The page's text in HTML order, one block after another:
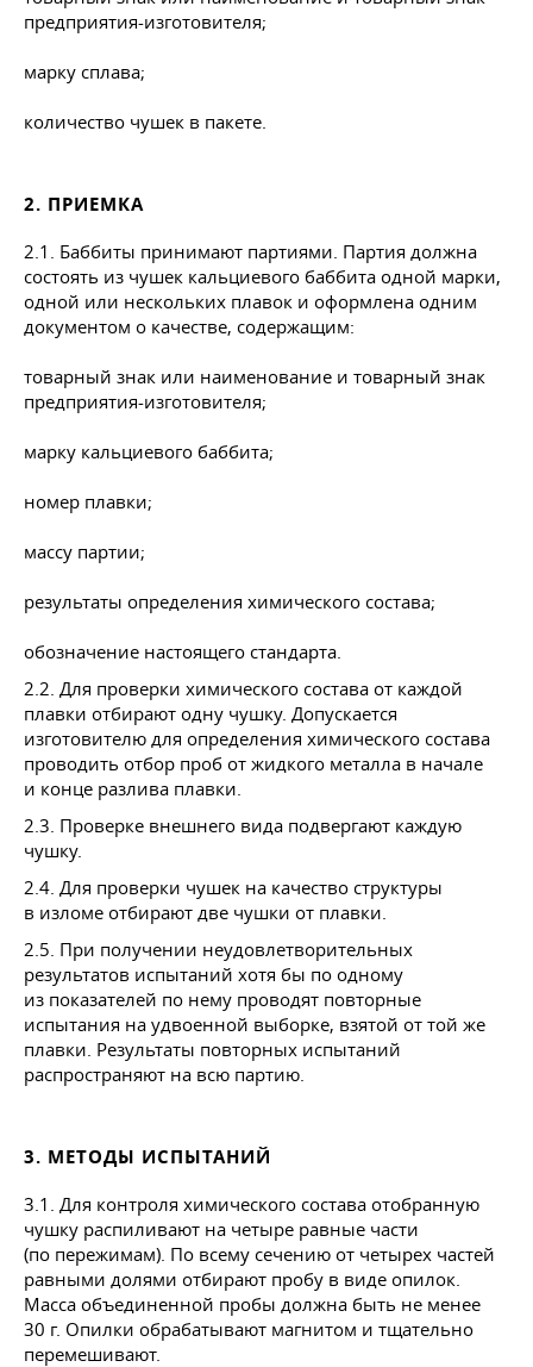
предприятия-изготовителя;
марку сплава;
количество чушек в пакете.
2. ПРИЕМКА
2.1. Баббиты принимают партиями. Партия должна
состоять из чушек кальциевого баббита одной марки,
одной или нескольких плавок и оформлена одним
документом о качестве, содержащим:
товарный знак или наименование и товарный знак
предприятия-изготовителя;
марку кальциевого баббита;
номер плавки;
массу партии;
результаты определения химического состава;
обозначение настоящего стандарта.
2.2. Для проверки химического состава от каждой
плавки отбирают одну чушку. Допускается
изготовителю для определения химического состава
проводить отбор проб от жидкого металла в начале
и конце разлива плавки.
2.3. Проверке внешнего вида подвергают каждую
чушку.
2.4. Для проверки чушек на качество структуры
в изломе отбирают две чушки от плавки.
2.5. При получении неудовлетворительных
результатов испытаний хотя бы по одному
из показателей по нему проводят повторные
испытания на удвоенной выборке, взятой от той же
плавки. Результаты повторных испытаний
распространяют на всю партию.
3. МЕТОДЫ ИСПЫТАНИЙ
3.1. Для контроля химического состава отобранную
чушку распиливают на четыре равные части
(по пережимам). По всему сечению от четырех частей
равными долями отбирают пробу в виде опилок.
Масса объединенной пробы должна быть не менее
30 г. Опилки обрабатывают магнитом и тщательно
перемешивают.